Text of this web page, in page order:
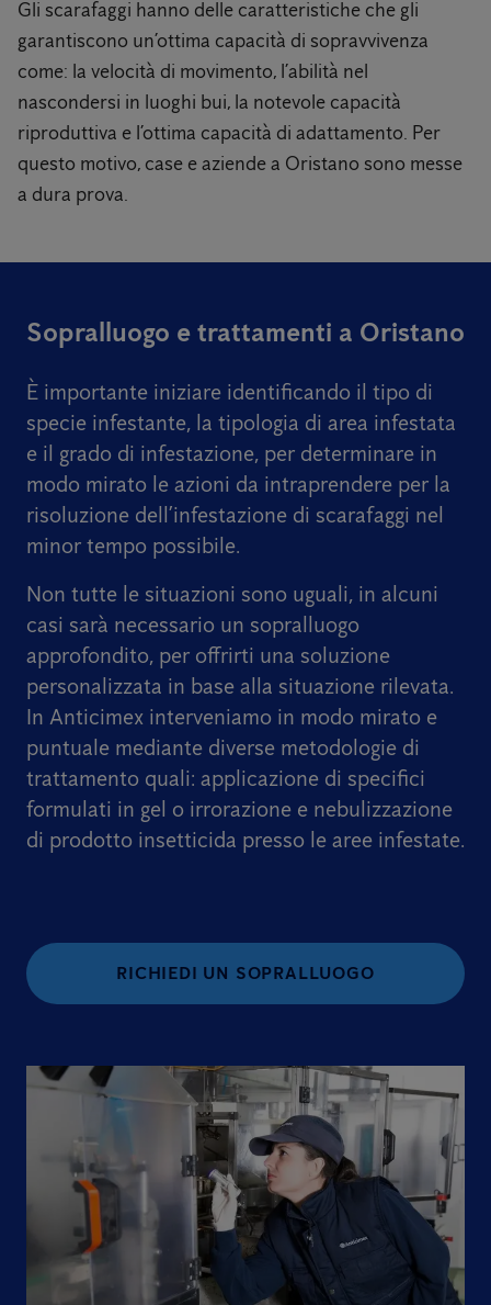
Gli scarafaggi hanno delle caratteristiche che gli
garantiscono un’ottima capacità di sopravvivenza
come: la velocità di movimento, l’abilità nel
nascondersi in luoghi bui, la notevole capacità
riproduttiva e l’ottima capacità di adattamento. Per
questo motivo, case e aziende a Oristano sono messe
a dura prova.
Sopralluogo e trattamenti a Oristano
È importante iniziare identificando il tipo di
specie infestante, la tipologia di area infestata
e il grado di infestazione, per determinare in
modo mirato le azioni da intraprendere per la
risoluzione dell’infestazione di scarafaggi nel
minor tempo possibile.
Non tutte le situazioni sono uguali, in alcuni
casi sarà necessario un sopralluogo
approfondito, per offrirti una soluzione
personalizzata in base alla situazione rilevata.
In Anticimex interveniamo in modo mirato e
puntuale mediante diverse metodologie di
trattamento quali: applicazione di specifici
formulati in gel o irrorazione e nebulizzazione
di prodotto insetticida presso le aree infestate.
RICHIEDI UN SOPRALLUOGO